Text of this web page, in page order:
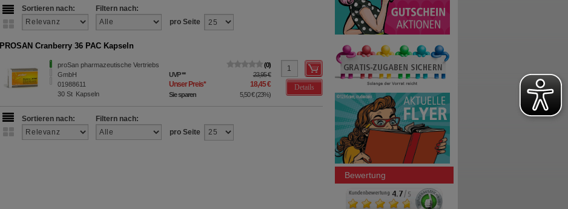
Sortieren nach:
Filtern nach:
pro Seite
PROSAN Cranberry 36 PAC Kapseln
proSan pharmazeutische Vertriebs
GmbH
01988611
30St Kapseln
0
UVP** 23,95 €
Unser Preis* 18,45 €
Sie sparen 5,50 €(23%)
Details
Sortieren nach:
Filtern nach:
pro Seite
Bewertung